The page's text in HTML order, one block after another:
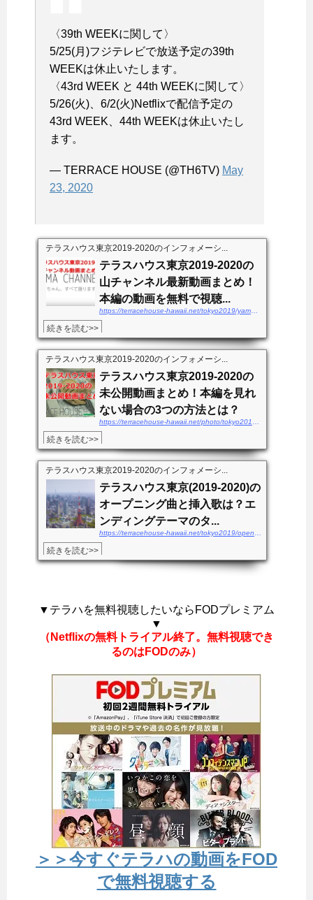
〈39th WEEKに関して〉
5/25(月)フジテレビで放送予定の39th
WEEKは休止いたします。
〈43rd WEEK と 44th WEEKに関して〉
5/26(火)、6/2(火)Netflixで配信予定の
43rd WEEK、44th WEEKは休止いたし
ます。
— TERRACE HOUSE (@TH6TV) May
23, 2020
テラスハウス東京2019-2020のインフォメーシ...
テラスハウス東京2019-2020の
山チャンネル最新動画まとめ！
本編の動画を無料で視聴...
続きを読む>>
テラスハウス東京2019-2020のインフォメーシ...
テラスハウス東京2019-2020の
未公開動画まとめ！本編を見れ
ない場合の3つの方法とは？
続きを読む>>
テラスハウス東京2019-2020のインフォメーシ...
テラスハウス東京(2019-2020)の
オープニング曲と挿入歌は？エ
ンディングテーマのタ...
続きを読む>>
▼テラハを無料視聴したいならFODプレミアム
▼
（Netflixの無料トライアル終了。無料視聴でき
るのはFODのみ）
＞＞今すぐテラハの動画をFOD
で無料視聴する